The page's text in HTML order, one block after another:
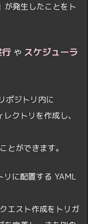
が発生したことをト
や スケジューラ
ポジトリ内に
レクトリを作成し、
とができます。
リに配置する YAML
エスト作成をトリガ